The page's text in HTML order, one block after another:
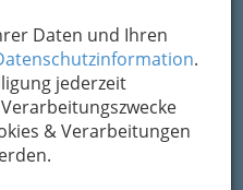
Daten und Ihren
.
jederzeit
& Verarbeitungen